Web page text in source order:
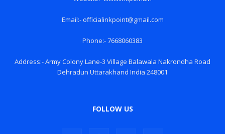
Email:- officialinkpoint@gmail.com
Phone:- 7668060383
Address:- Army Colony Lane-3 Village Balawala Nakrondha Road
Dehradun Uttarakhand India 248001
FOLLOW US